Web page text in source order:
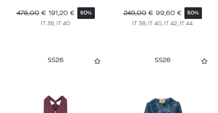
478,00 € 191,20 € 60%
IT 38, IT 40
249,00 € 99,60 € 60%
IT 38, IT 40, IT 42, IT 44
SS26 SS26